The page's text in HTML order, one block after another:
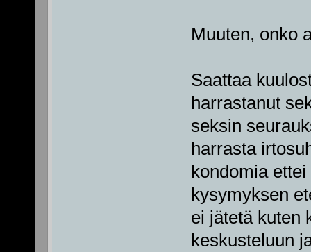
Muuten, onko
Saattaa
harrastanut
seksin
harrasta
kondomia
kysymyksen
ei jätetä kuten
keskusteluun